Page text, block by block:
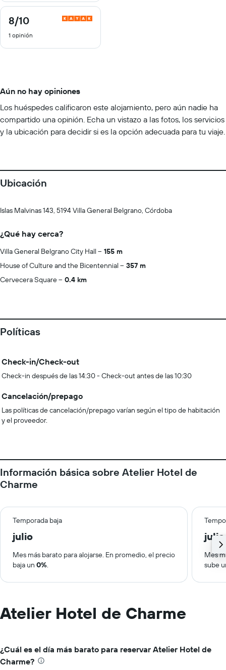
8/10
8
de
10
1 opinión
Aún no hay opiniones
Los huéspedes calificaron este alojamiento, pero aún nadie ha
compartido una opinión. Echa un vistazo a las fotos, los servicios
y la ubicación para decidir si es la opción adecuada para tu viaje.
Ubicación
Islas Malvinas 143, 5194 Villa General Belgrano, Córdoba
¿Qué hay cerca?
Villa General Belgrano City Hall
155 m
House of Culture and the Bicentennial
357 m
Cervecera Square
0.4 km
Políticas
Check-in/Check-out
Check-in después de las 14:30 - Check-out antes de las 10:30
Cancelación/prepago
Las políticas de cancelación/prepago varían según el tipo de habitación
y el proveedor.
Información básica sobre Atelier Hotel de
Charme
Temporada baja
julio julio
Mes más barato para alojarse. En promedio, el precio
baja un 0%.
Mes
sube
Atelier Hotel de Charme
¿Cuál es el día más barato para reservar Atelier Hotel de
Charme?